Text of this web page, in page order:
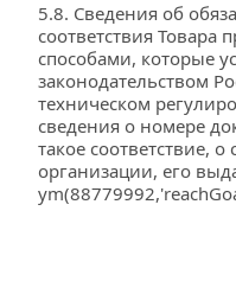
5.8. Сведения об
соответствия Товара
способами, которые
законодательством
техническом
сведения о номере
такое соответствие,
организации, его